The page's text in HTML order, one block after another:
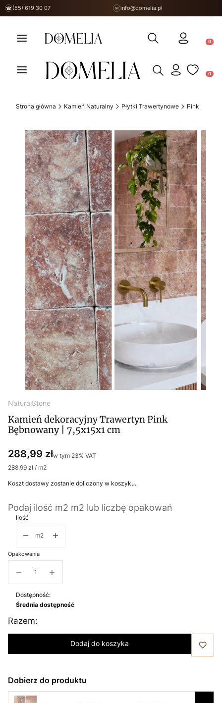
☎ (55) 619 30 07 ✉ info@domelia.pl
Otwórz wyszukiwarkę
Otwórz wyszukiwarkę
Strona główna Kamień Naturalny Płytki Trawertynowe Pink
NaturalStone
Kamień dekoracyjny Trawertyn Pink
Bębnowany | 7,5x15x1 cm
Cena
288,99 złw tym 23% VAT
w tym 23% VAT
288,99 zł / m2
Koszt dostawy zostanie doliczony w koszyku.
Podaj ilość m2 m2 lub liczbę opakowań
Ilość
m2
Opakowania
− +
Dostępność:
Średnia dostępność
Razem:
Dodaj do koszyka
Dobierz do produktu